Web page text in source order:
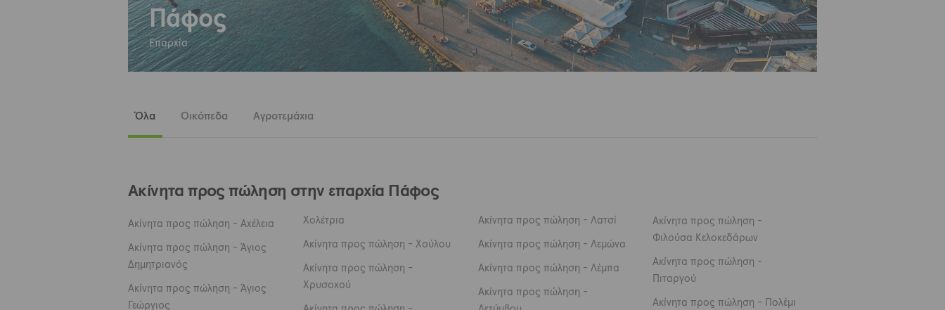
Πάφος
Επαρχία
Όλα Οικόπεδα Αγροτεμάχια
Ακίνητα προς πώληση στην επαρχία Πάφος
Ακίνητα προς πώληση - Αχέλεια
Ακίνητα προς πώληση - Άγιος
Δημητριανός
Ακίνητα προς πώληση - Άγιος
Γεώργιος
Χολέτρια
Ακίνητα προς πώληση - Χούλου
Ακίνητα προς πώληση -
Χρυσοχού
Ακίνητα προς πώληση - Λατσί
Ακίνητα προς πώληση - Λεμώνα
Ακίνητα προς πώληση - Λέμπα
Ακίνητα προς πώληση -
Ακίνητα προς πώληση -
Φιλούσα Κελοκεδάρων
Ακίνητα προς πώληση -
Πιταργού
Ακίνητα προς πώληση - Πολέμι